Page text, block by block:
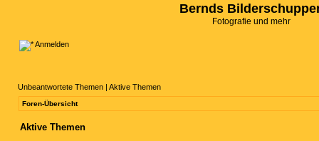
Bernds
Fotografie und mehr
Anmelden
Unbeantwortete Themen | Aktive Themen
Foren-Übersicht
Aktive Themen